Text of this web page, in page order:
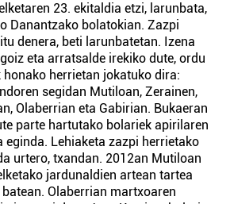
23. ekitaldia etzi, larunbata,
Danantzako bolatokian. Zazpi
denera, beti larunbatetan. Izena
eta arratsalde irekiko dute, ordu
herrietan jokatuko dira:
segidan Mutiloan, Zerainen,
Olaberrian eta Gabirian. Bukaeran
parte hartutako bolariek apirilaren
eginda. Lehiaketa zazpi herrietako
urtero, txandan. 2012an Mutiloan
jardunaldien artean tartea
Olaberrian martxoaren